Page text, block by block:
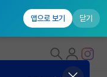
앱으로 보기 닫기